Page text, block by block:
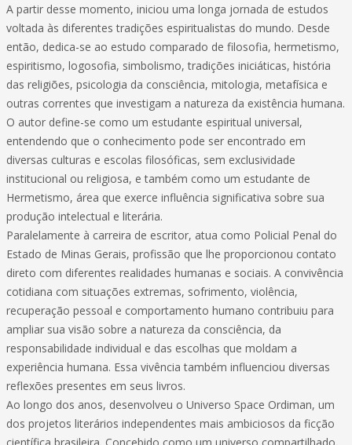
A partir desse momento, iniciou uma longa jornada de estudos
voltada às diferentes tradições espiritualistas do mundo. Desde
então, dedica-se ao estudo comparado de filosofia, hermetismo,
espiritismo, logosofia, simbolismo, tradições iniciáticas, história
das religiões, psicologia da consciência, mitologia, metafísica e
outras correntes que investigam a natureza da existência humana.
O autor define-se como um estudante espiritual universal,
entendendo que o conhecimento pode ser encontrado em
diversas culturas e escolas filosóficas, sem exclusividade
institucional ou religiosa, e também como um estudante de
Hermetismo, área que exerce influência significativa sobre sua
produção intelectual e literária.
Paralelamente à carreira de escritor, atua como Policial Penal do
Estado de Minas Gerais, profissão que lhe proporcionou contato
direto com diferentes realidades humanas e sociais. A convivência
cotidiana com situações extremas, sofrimento, violência,
recuperação pessoal e comportamento humano contribuiu para
ampliar sua visão sobre a natureza da consciência, da
responsabilidade individual e das escolhas que moldam a
experiência humana. Essa vivência também influenciou diversas
reflexões presentes em seus livros.
Ao longo dos anos, desenvolveu o Universo Space Ordiman, um
dos projetos literários independentes mais ambiciosos da ficção